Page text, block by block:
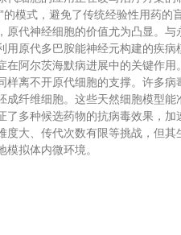
的模式，避免了传统经验性用药
神经细胞的价值尤为凸显。与
用原代多巴胺能神经元构建的疾
在阿尔茨海默病进展中的关键作用
不开原代细胞的支撑。许多病
成纤维细胞。这些天然细胞模型
了多种候选药物的抗病毒效果，
、传代次数有限等挑战，但其
拟体内微环境。